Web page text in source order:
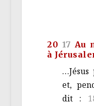
20 17 Au
à
et,
dit :